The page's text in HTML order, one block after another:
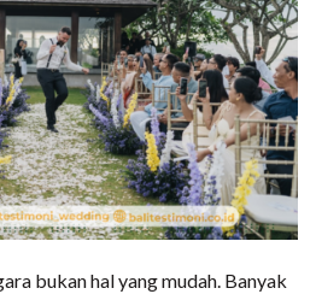
bukan hal yang mudah. Banyak